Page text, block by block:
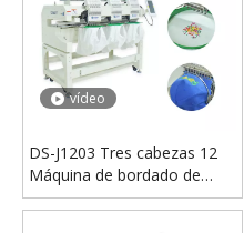
vídeo
DS-J1203 Tres cabezas 12
Máquina de bordado de
agujas